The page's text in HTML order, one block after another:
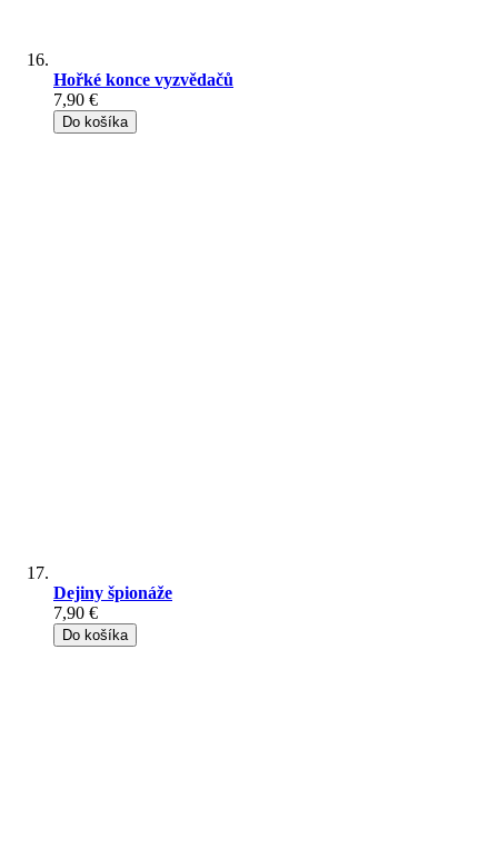
Hořké konce vyzvědačů
7,90 €
Do košíka
Dejiny špionáže
7,90 €
Do košíka